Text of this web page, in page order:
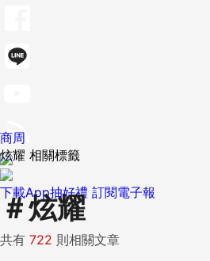
下載App抽好禮 訂閱電子報
商周
炫耀 相關標籤
＃炫耀
共有 722 則相關文章